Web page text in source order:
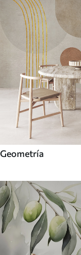
Geometría